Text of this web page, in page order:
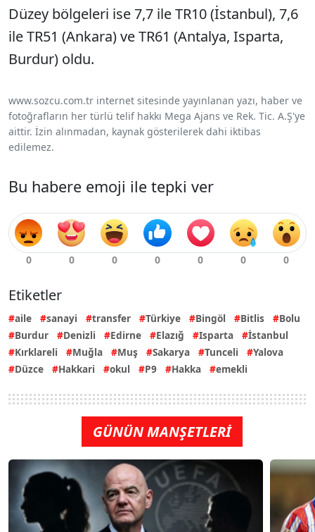
Düzey bölgeleri ise 7,7 ile TR10 (İstanbul), 7,6
ile TR51 (Ankara) ve TR61 (Antalya, Isparta,
Burdur) oldu.
www.sozcu.com.tr internet sitesinde yayınlanan yazı, haber ve
fotoğrafların her türlü telif hakkı Mega Ajans ve Rek. Tic. A.Ş'ye
aittir. İzin alınmadan, kaynak gösterilerek dahi iktibas
edilemez.
Bu habere emoji ile tepki ver
Etiketler
aile sanayi transfer Türkiye Bingöl Bitlis
Bolu
Burdur
Denizli Edirne Elazığ Isparta
İstanbul
Kırklareli
Muğla Muş Sakarya Tunceli
Yalova
Düzce
Hakkari okul P9 Hakka emekli
GÜNÜN MANŞETLERİ